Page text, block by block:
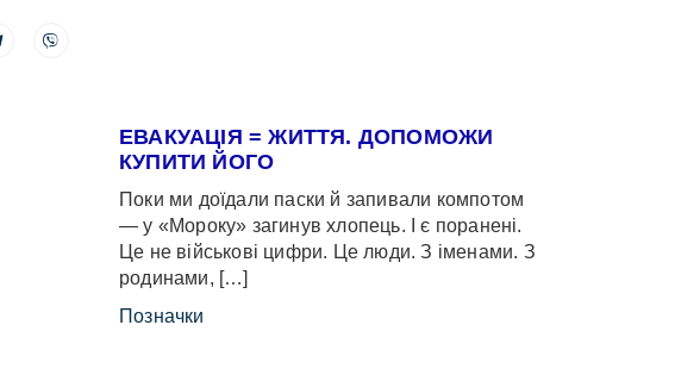
ЕВАКУАЦІЯ = ЖИТТЯ. ДОПОМОЖИ
КУПИТИ ЙОГО
Поки ми доїдали паски й запивали компотом
— у «Мороку» загинув хлопець. І є поранені.
Це не військові цифри. Це люди. З іменами. З
родинами, […]
Позначки